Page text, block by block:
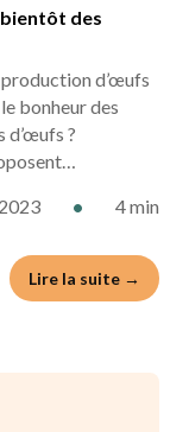
des
production d’œufs
bonheur des
?
• 4 min
Lire la suite →